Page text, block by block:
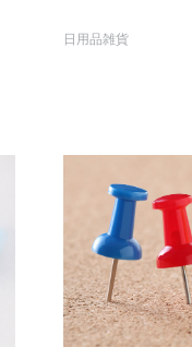
日用品雑貨